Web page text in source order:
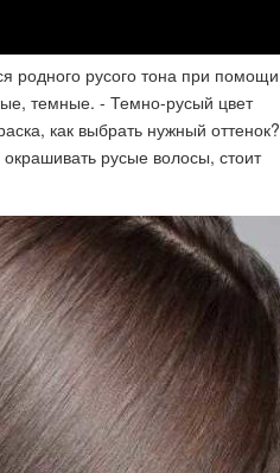
родного русого тона при помощи
темные. - Темно-русый цвет
как выбрать нужный оттенок?
русые волосы, стоит